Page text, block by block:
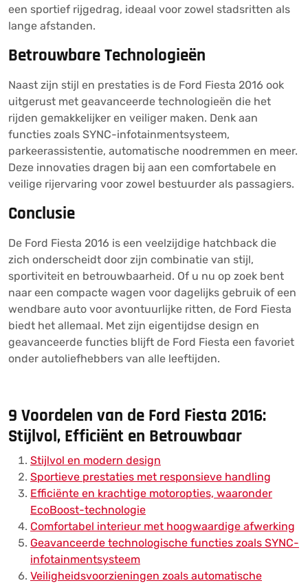
een sportief rijgedrag, ideaal voor zowel stadsritten als
lange afstanden.
Betrouwbare Technologieën
Naast zijn stijl en prestaties is de Ford Fiesta 2016 ook
uitgerust met geavanceerde technologieën die het
rijden gemakkelijker en veiliger maken. Denk aan
functies zoals SYNC-infotainmentsysteem,
parkeerassistentie, automatische noodremmen en meer.
Deze innovaties dragen bij aan een comfortabele en
veilige rijervaring voor zowel bestuurder als passagiers.
Conclusie
De Ford Fiesta 2016 is een veelzijdige hatchback die
zich onderscheidt door zijn combinatie van stijl,
sportiviteit en betrouwbaarheid. Of u nu op zoek bent
naar een compacte wagen voor dagelijks gebruik of een
wendbare auto voor avontuurlijke ritten, de Ford Fiesta
biedt het allemaal. Met zijn eigentijdse design en
geavanceerde functies blijft de Ford Fiesta een favoriet
onder autoliefhebbers van alle leeftijden.
9 Voordelen van de Ford Fiesta 2016:
Stijlvol, Efficiënt en Betrouwbaar
Stijlvol en modern design
Sportieve prestaties met responsieve handling
Efficiënte en krachtige motoropties, waaronder
EcoBoost-technologie
Comfortabel interieur met hoogwaardige afwerking
Geavanceerde technologische functies zoals SYNC-
infotainmentsysteem
Veiligheidsvoorzieningen zoals automatische